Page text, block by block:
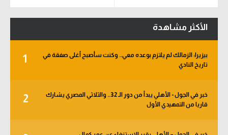
الأكثر مشاهدة
1
بيزيرا: الزمالك لم يلتزم بوعده معي.. وكنت سأصبح أغلى صفقة في
تاريخ النادي
2
خبر في الجول - الأهلي يبدأ من دور الـ 32.. والثلاثي المصري يشارك
قاريا من التمهيدي الأول